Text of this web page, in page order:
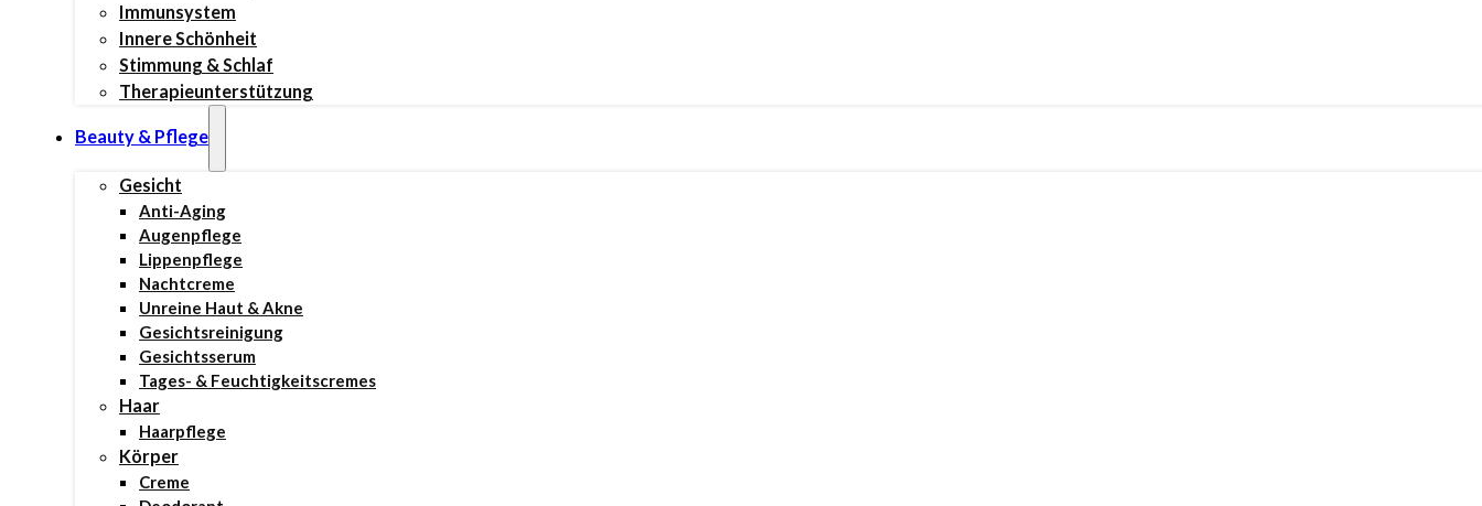
Immunsystem
Innere Schönheit
Stimmung & Schlaf
Therapieunterstützung
Beauty & Pflege
Gesicht
Anti-Aging
Augenpflege
Lippenpflege
Nachtcreme
Unreine Haut & Akne
Gesichtsreinigung
Gesichtsserum
Tages- & Feuchtigkeitscremes
Haar
Haarpflege
Körper
Creme